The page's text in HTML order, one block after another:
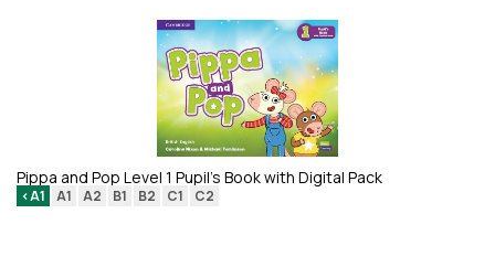
Pippa and Pop Level 1 Pupil's Book with Digital Pack
<A1 A1 A2 B1 B2 C1 C2